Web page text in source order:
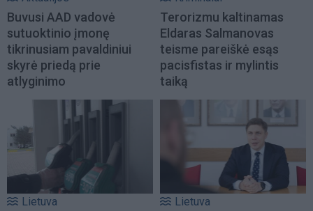
Buvusi AAD vadovė
sutuoktinio įmonę
tikrinusiam pavaldiniui
skyrė priedą prie
atlyginimo
Terorizmu kaltinamas
Eldaras Salmanovas
teisme pareiškė esąs
pacisfistas ir mylintis
taiką
Lietuva Lietuva